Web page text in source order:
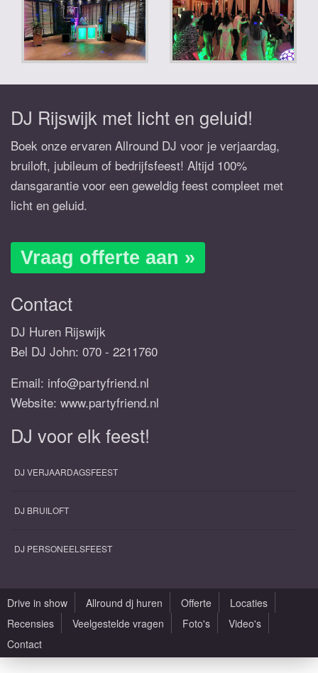
DJ Rijswijk met licht en geluid!
Boek onze ervaren Allround DJ voor je verjaardag,
bruiloft, jubileum of bedrijfsfeest! Altijd 100%
dansgarantie voor een geweldig feest compleet met
licht en geluid.
Vraag offerte aan »
Contact
DJ Huren Rijswijk
Bel DJ John: 070 - 2211760
Email: info@partyfriend.nl
Website: www.partyfriend.nl
DJ voor elk feest!
DJ VERJAARDAGSFEEST
DJ BRUILOFT
DJ PERSONEELSFEEST
Drive in show Allround dj huren Offerte
Locaties
Recensies
Veelgestelde vragen Foto's
Video's
Contact